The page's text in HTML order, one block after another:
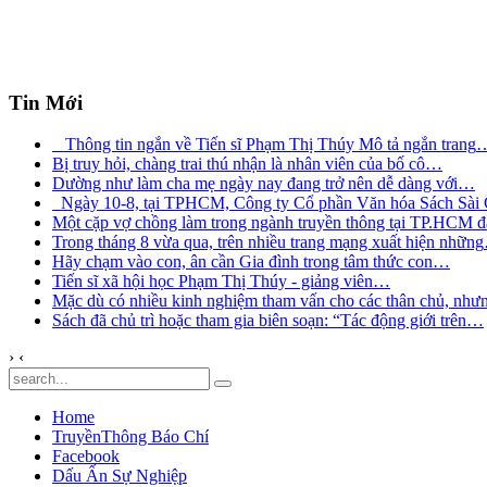
Tin Mới
Thông tin ngắn về Tiến sĩ Phạm Thị Thúy Mô tả ngắn trang
Bị truy hỏi, chàng trai thú nhận là nhân viên của bố cô…
Dường như làm cha mẹ ngày nay đang trở nên dễ dàng với…
Ngày 10-8, tại TPHCM, Công ty Cổ phần Văn hóa Sách Sài
Một cặp vợ chồng làm trong ngành truyền thông tại TP.HCM
Trong tháng 8 vừa qua, trên nhiều trang mạng xuất hiện những
Hãy chạm vào con, ân cần Gia đình trong tâm thức con…
Tiến sĩ xã hội học Phạm Thị Thúy - giảng viên…
Mặc dù có nhiều kinh nghiệm tham vấn cho các thân chủ,
Sách đã chủ trì hoặc tham gia biên soạn: “Tác động giới trên…
› ‹
Home
TruyềnThông Báo Chí
Facebook
Dấu Ấn Sự Nghiệp